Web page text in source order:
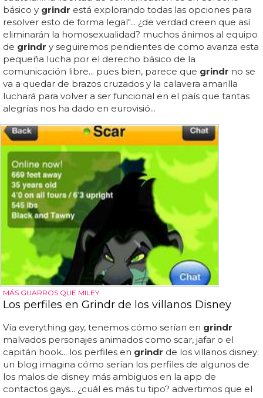
básico y grindr está explorando todas las opciones para
resolver esto de forma legal"... ¿de verdad creen que así
eliminarán la homosexualidad? muchos ánimos al equipo
de grindr y seguiremos pendientes de como avanza esta
pequeña lucha por el derecho básico de la
comunicación libre... pues bien, parece que grindr no se
va a quedar de brazos cruzados y la calavera amarilla
luchará para volver a ser funcional en el país que tantas
alegrías nos ha dado en eurovisió...
MÁS GUARROS QUE MILEY
Los perfiles en Grindr de los villanos Disney
Vía everything gay, tenemos cómo serían en grindr
malvados personajes animados como scar, jafar o el
capitán hook... los perfiles en grindr de los villanos disney:
un blog imagina cómo serían los perfiles de algunos de
los malos de disney más ambiguos en la app de
contactos gays... ¿cuál es más tu tipo? advertimos que el